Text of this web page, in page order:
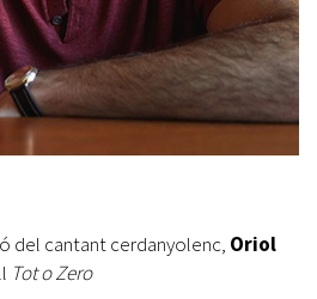
del cantant cerdanyolenc, Oriol
Tot o Zero